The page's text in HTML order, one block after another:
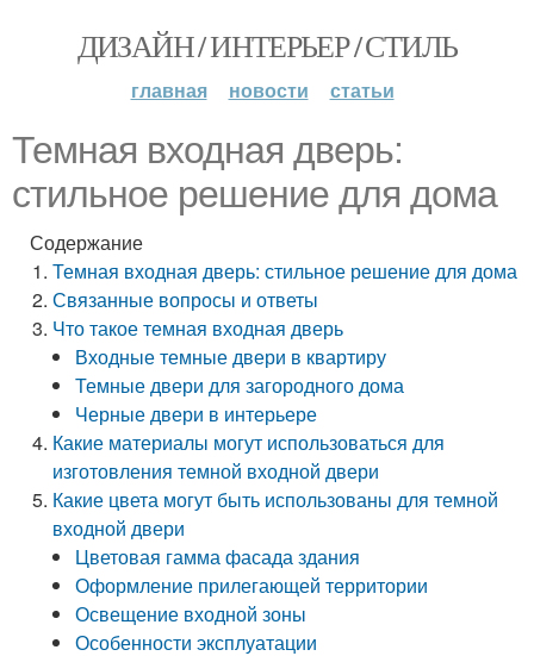
ДИЗАЙН / ИНТЕРЬЕР / СТИЛЬ
главная новости статьи
Темная входная дверь:
стильное решение для дома
Содержание
Темная входная дверь: стильное решение для дома
Связанные вопросы и ответы
Что такое темная входная дверь
Входные темные двери в квартиру
Темные двери для загородного дома
Черные двери в интерьере
Какие материалы могут использоваться для
изготовления темной входной двери
Какие цвета могут быть использованы для темной
входной двери
Цветовая гамма фасада здания
Оформление прилегающей территории
Освещение входной зоны
Особенности эксплуатации